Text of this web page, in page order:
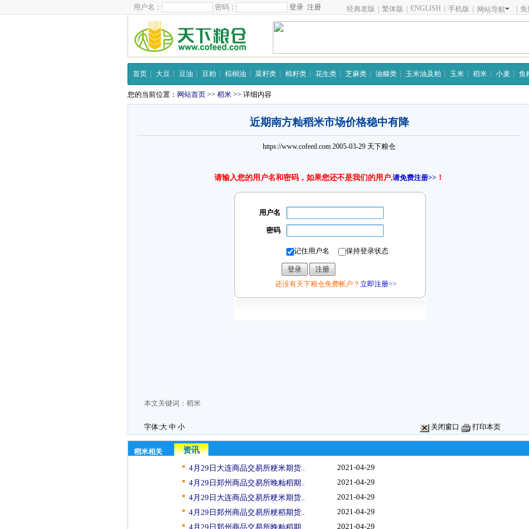
用户名： 密码： 注册 经典老版 繁体版 ENGLISH 手机版 网站导航 免
首页 大豆 豆油 豆粕 棕榈油 菜籽类 棉籽类 花生类 芝麻类 油糠类 玉米油及粕 玉米 稻米 小麦 鱼
您的当前位置： 网站首页 >> 稻米 >> 详细内容
近期南方籼稻米市场价格稳中有降
https://www.cofeed.com 2005-03-29 天下粮仓
请输入您的用户名和密码，如果您还不是我们的用户,请免费注册>> ！
用户名
密码
记住用户名 保持登录状态
还没有天下粮仓免费帐户？ 立即注册>>
本文关键词： 稻米
字体:大 中 小 关闭窗口 打印本页
稻米相关
资讯
4月29日大连商品交易所粳米期货..
2021-04-29
4月29日郑州商品交易所晚籼稻期..
2021-04-29
4月29日大连商品交易所粳米期货..
2021-04-29
4月29日郑州商品交易所粳稻期货..
2021-04-29
4月29日郑州商品交易所晚籼稻期..
2021-04-29